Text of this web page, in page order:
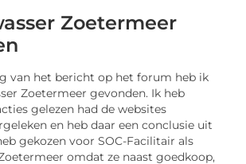
Zoetermeer
van het bericht op het forum heb ik
Zoetermeer gevonden. Ik heb
gelezen had de websites
en heb daar een conclusie uit
gekozen voor SOC-Facilitair als
omdat ze naast goedkoop,